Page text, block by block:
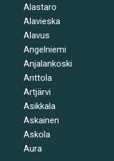
Alastaro
Alavieska
Alavus
Angelniemi
Anjalankoski
Anttola
Artjärvi
Asikkala
Askainen
Askola
Aura